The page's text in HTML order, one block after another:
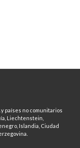
y países no comunitarios
Liechtenstein,
Islandia, Ciudad